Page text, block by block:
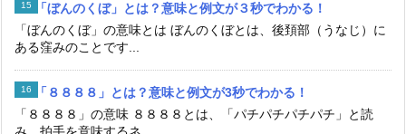
「ぼんのくぼ」とは？意味と例文が３秒でわかる！
「ぼんのくぼ」の意味とは ぼんのくぼとは、後頚部（うなじ）に
ある窪みのことです...
「８８８８」とは？意味と例文が3秒でわかる！
「８８８８」の意味 ８８８８とは、「パチパチパチパチ」と読